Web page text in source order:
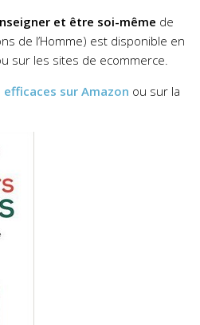
et être soi-même de
de l’Homme) est disponible en
sur les sites de ecommerce.
efficaces sur Amazon ou sur la